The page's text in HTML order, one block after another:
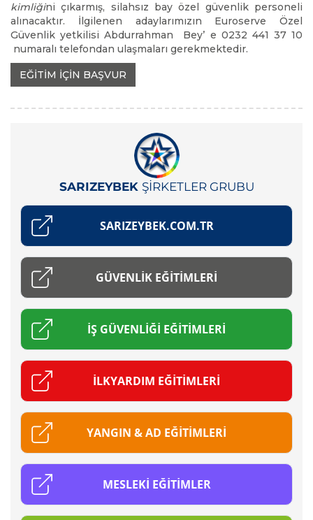
kimliğini çıkarmış, silahsız bay özel güvenlik personeli
alınacaktır. İlgilenen adaylarımızın Euroserve Özel
Güvenlik yetkilisi Abdurrahman Bey’ e 0232 441 37 10
numaralı telefondan ulaşmaları gerekmektedir.
EĞİTİM İÇİN BAŞVUR